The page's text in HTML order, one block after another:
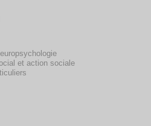
et action sociale